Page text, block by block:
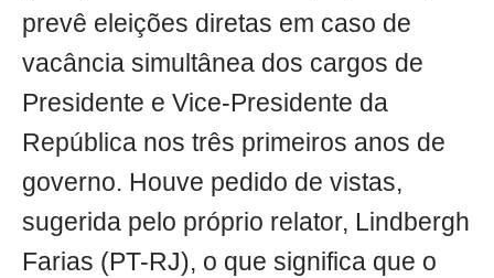
prevê eleições diretas em caso de
vacância simultânea dos cargos de
Presidente e Vice-Presidente da
República nos três primeiros anos de
governo. Houve pedido de vistas,
sugerida pelo próprio relator, Lindbergh
Farias (PT-RJ), o que significa que o